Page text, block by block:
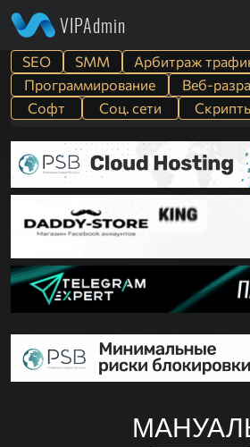
VIPAdmin
SEO SMM Арбитраж
Программирование
Веб-
Софт
Cоц. сети